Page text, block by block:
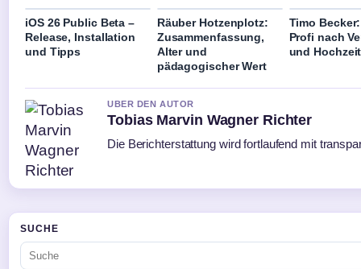
iOS 26 Public Beta –
Release, Installation
und Tipps
Räuber Hotzenplotz:
Zusammenfassung,
Alter und
pädagogischer Wert
Timo
Profi nach
und
UBER DEN AUTOR
Tobias Marvin Wagner Richter
Die Berichterstattung wird fortlaufend mit
SUCHE